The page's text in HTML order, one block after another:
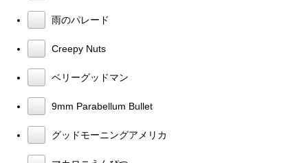
雨のパレード
Creepy Nuts
ベリーグッドマン
9mm Parabellum Bullet
グッドモーニングアメリカ